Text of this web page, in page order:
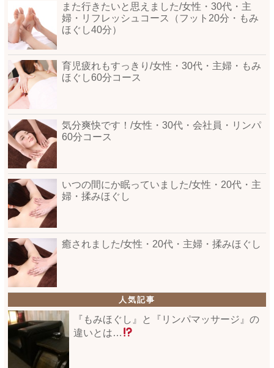
また行きたいと思えました/女性・30代・主
婦・リフレッシュコース（フット20分・もみ
ほぐし40分）
育児疲れもすっきり/女性・30代・主婦・もみ
ほぐし60分コース
気分爽快です！/女性・30代・会社員・リンパ
60分コース
いつの間にか眠っていました/女性・20代・主
婦・揉みほぐし
癒されました/女性・20代・主婦・揉みほぐし
人気記事
『もみほぐし』と『リンパマッサージ』の
違いとは…